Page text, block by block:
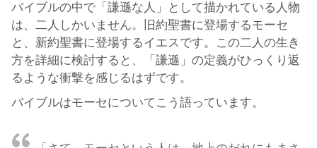
バイブルの中で「謙遜な人」として描かれている人物
は、二人しかいません。旧約聖書に登場するモーセ
と、新約聖書に登場するイエスです。この二人の生き
方を詳細に検討すると、「謙遜」の定義がひっくり返
るような衝撃を感じるはずです。
バイブルはモーセについてこう語っています。